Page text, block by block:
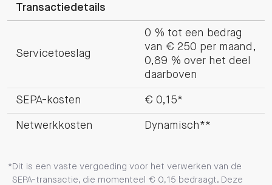
Transactiedetails
Servicetoeslag
0 % tot een bedrag
van € 250 per maand,
0,89 % over het deel
daarboven
SEPA-kosten € 0,15*
Netwerkkosten Dynamisch**
Dit is een vaste vergoeding voor het verwerken van de
SEPA-transactie, die momenteel € 0,15 bedraagt. Deze